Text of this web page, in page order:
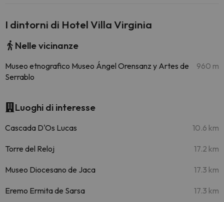
I dintorni di Hotel Villa Virginia
Nelle vicinanze
Museo etnografico Museo Ángel Orensanz y Artes de
Serrablo
960 m
Luoghi di interesse
Cascada D'Os Lucas 10.6 km
Torre del Reloj 17.2 km
Museo Diocesano de Jaca 17.3 km
Eremo Ermita de Sarsa 17.3 km